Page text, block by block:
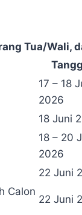
Tua/Wali,
17 – 18
2026
18 Juni
18 – 20
2026
22 Juni
Calon
22 Juni